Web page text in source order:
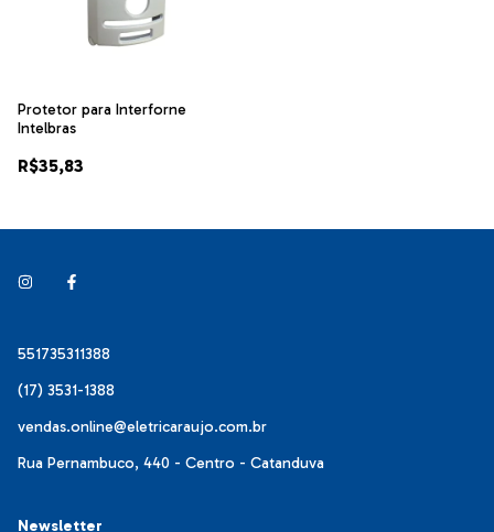
Protetor para Interforne
Intelbras
R$35,83
551735311388
(17) 3531-1388
vendas.online@eletricaraujo.com.br
Rua Pernambuco, 440 - Centro - Catanduva
Newsletter